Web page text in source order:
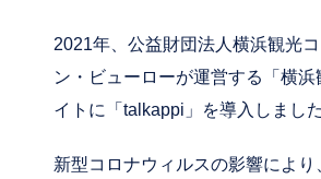
2021年、公益財団法人横浜観光
ン・ビューローが運営する「横浜
イトに「talkappi」を導入しました
新型コロナウィルスの影響により